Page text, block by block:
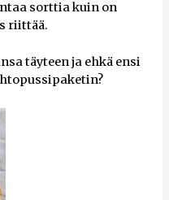
sorttia kuin on
riittää.
täyteen ja ehkä ensi